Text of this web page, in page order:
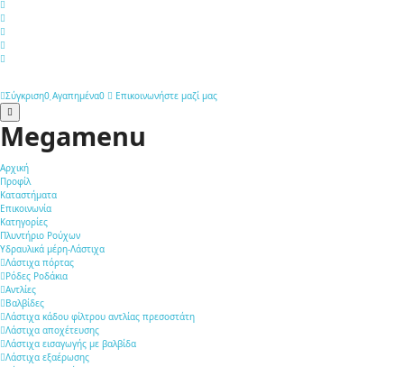
Σύγκριση0 Αγαπημένα0 Επικοινωνήστε μαζί μας
Megamenu
Αρχική
Προφίλ
Καταστήματα
Επικοινωνία
Κατηγορίες
Πλυντήριο Ρούχων
Υδραυλικά μέρη-Λάστιχα
Λάστιχα πόρτας
Ρόδες Ροδάκια
Αντλίες
Βαλβίδες
Λάστιχα κάδου φίλτρου αντλίας πρεσοστάτη
Λάστιχα αποχέτευσης
Λάστιχα εισαγωγής με βαλβίδα
Λάστιχα εξαέρωσης